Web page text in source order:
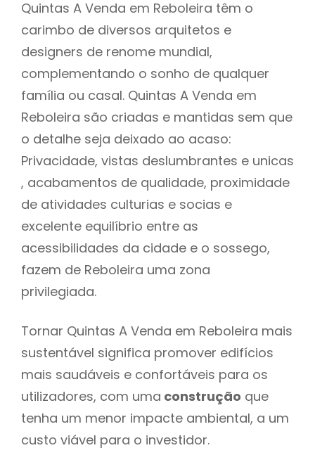
Quintas A Venda em Reboleira têm o
carimbo de diversos arquitetos e
designers de renome mundial,
complementando o sonho de qualquer
família ou casal. Quintas A Venda em
Reboleira são criadas e mantidas sem que
o detalhe seja deixado ao acaso:
Privacidade, vistas deslumbrantes e unicas
, acabamentos de qualidade, proximidade
de atividades culturias e socias e
excelente equilíbrio entre as
acessibilidades da cidade e o sossego,
fazem de Reboleira uma zona
privilegiada.
Tornar Quintas A Venda em Reboleira mais
sustentável significa promover edifícios
mais saudáveis e confortáveis para os
utilizadores, com uma construção que
tenha um menor impacte ambiental, a um
custo viável para o investidor.